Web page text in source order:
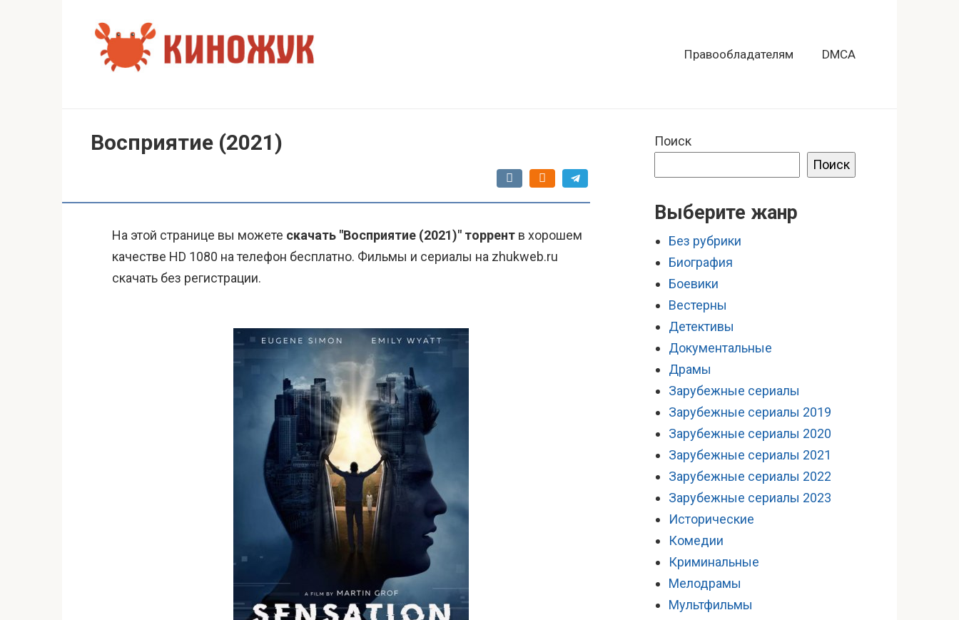
Правообладателям DMCA
Восприятие (2021)
На этой странице вы можете скачать "Восприятие (2021)" торрент в хорошем
качестве HD 1080 на телефон бесплатно. Фильмы и сериалы на zhukweb.ru
скачать без регистрации.
Поиск
Поиск
Выберите жанр
Без рубрики
Биография
Боевики
Вестерны
Детективы
Документальные
Драмы
Зарубежные сериалы
Зарубежные сериалы 2019
Зарубежные сериалы 2020
Зарубежные сериалы 2021
Зарубежные сериалы 2022
Зарубежные сериалы 2023
Исторические
Комедии
Криминальные
Мелодрамы
Мультфильмы